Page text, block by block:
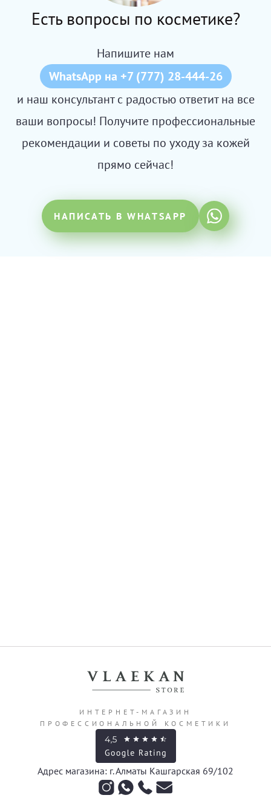
Есть вопросы по косметике?
Напишите нам
WhatsApp на +7 (777) 28-444-26
и наш консультант с радостью ответит на все
ваши вопросы! Получите профессиональные
рекомендации и советы по уходу за кожей
прямо сейчас!
НАПИСАТЬ В WHATSAPP
ИНТЕРНЕТ-МАГАЗИН
ПРОФЕССИОНАЛЬНОЙ КОСМЕТИКИ
Адрес магазина: г. Алматы Кашгарская 69/102